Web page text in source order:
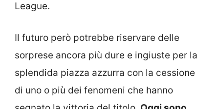
League.
Il futuro però potrebbe riservare delle
sorprese ancora più dure e ingiuste per la
splendida piazza azzurra con la cessione
di uno o più dei fenomeni che hanno